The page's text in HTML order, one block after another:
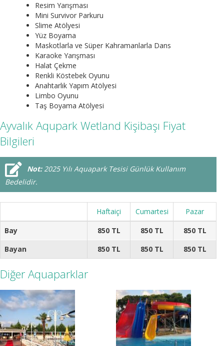
Resim Yarışması
Mini Survivor Parkuru
Slime Atölyesi
Yüz Boyama
Maskotlarla ve Süper Kahramanlarla Dans
Karaoke Yarışması
Halat Çekme
Renkli Köstebek Oyunu
Anahtarlık Yapım Atölyesi
Limbo Oyunu
Taş Boyama Atölyesi
Ayvalık Aqupark Wetland Kişibaşı Fiyat
Bilgileri
Not:2025 Yılı Aquapark Tesisi Günlük Kullanım
Bedelidir.
Haftaiçi Cumartesi
Pazar
Bay
850 TL 850 TL
850 TL
Bayan
850 TL 850 TL 850 TL
Diğer Aquaparklar